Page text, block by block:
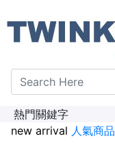
熱門關鍵字
new arrival 人氣商品